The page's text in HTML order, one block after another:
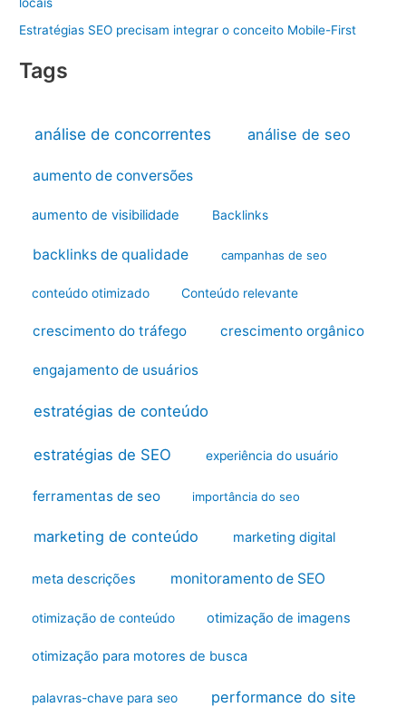
Estratégias SEO precisam integrar o conceito Mobile-First
Tags
análise de concorrentes análise de seo
aumento de conversões
aumento de visibilidade Backlinks
backlinks de qualidade campanhas de seo
conteúdo otimizado Conteúdo relevante
crescimento do tráfego crescimento orgânico
engajamento de usuários
estratégias de conteúdo
estratégias de SEO experiência do usuário
ferramentas de seo importância do seo
marketing de conteúdo marketing digital
meta descrições monitoramento de SEO
otimização de conteúdo otimização de imagens
otimização para motores de busca
palavras-chave para seo performance do site